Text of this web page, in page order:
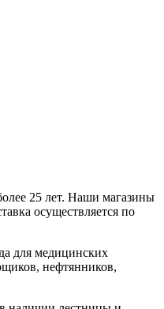
25 лет. Наши магазины
осуществляется по
для медицинских
нефтянников,